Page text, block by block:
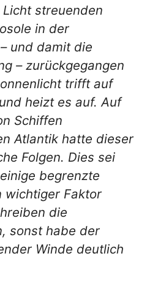
streuenden
in der
und damit die
– zurückgegangen
trifft auf
heizt es auf. Auf
Schiffen
Atlantik hatte dieser
Folgen. Dies sei
begrenzte
wichtiger Faktor
die
sonst habe der
Winde deutlich